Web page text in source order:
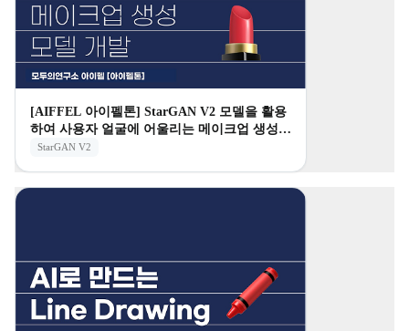
[AIFFEL 아이펠톤] StarGAN V2 모델을 활용
하여 사용자 얼굴에 어울리는 메이크업 생성
모델 개발
StarGAN V2